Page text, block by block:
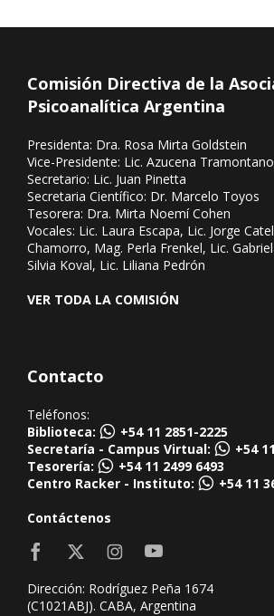
Comisión Directiva de la
Psicoanalítica Argentina
Presidenta: Dra. Rosa Mirta Goldstein
Vice-Presidente: Lic. Azucena Tramontano
Secretario: Lic. Juan Pinetta
Secretaria Científico: Dr. Marcelo Toyos
Tesorera: Dra. Mirta Noemí Cohen
Vocales: Lic. Laura Escapa, Lic. Jorge
Chamorro, Mag. Perla Frenkel, Lic.
Silvia Koval, Lic. Liliana Pedrón
VER TODA LA COMISIÓN
Contacto
Teléfonos:
Biblioteca:
+54 11 2851-2225
Secretaría - Campus Virtual:
+54
Tesorería:
+54 11 2499 6493
Centro Racker - Instituto:
+54 11
Contáctenos
Dirección: Rodríguez Peña 1674
(C1021ABJ). CABA, Argentina